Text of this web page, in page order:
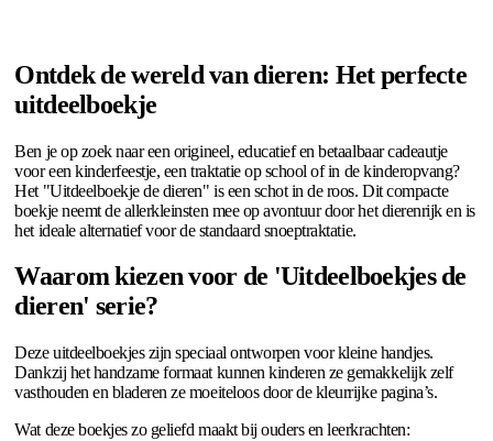
Ontdek de wereld van dieren: Het perfecte
uitdeelboekje
Ben je op zoek naar een origineel, educatief en betaalbaar cadeautje
voor een kinderfeestje, een traktatie op school of in de kinderopvang?
Het "Uitdeelboekje de dieren" is een schot in de roos. Dit compacte
boekje neemt de allerkleinsten mee op avontuur door het dierenrijk en is
het ideale alternatief voor de standaard snoeptraktatie.
Waarom kiezen voor de 'Uitdeelboekjes de
dieren' serie?
Deze uitdeelboekjes zijn speciaal ontworpen voor kleine handjes.
Dankzij het handzame formaat kunnen kinderen ze gemakkelijk zelf
vasthouden en bladeren ze moeiteloos door de kleurrijke pagina’s.
Wat deze boekjes zo geliefd maakt bij ouders en leerkrachten: